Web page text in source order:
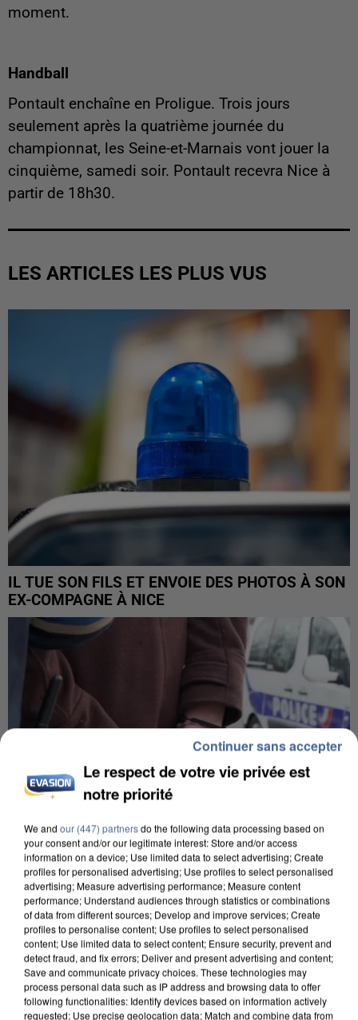
moment.
Handball
Pontault enchaîne en Proligue. Trois jours
seulement après la quatrième journée du
championnat, les Seine-et-Marnais vont jouer la
cinquième, samedi soir. Pontault recevra Nice à
partir de 18h30.
LES ARTICLES LES PLUS VUS
IL TUE SON FILS ET ENVOIE DES PHOTOS À SON
EX-COMPAGNE À NICE
L’UN DES FONDATEURS SUPPOSÉS DE LA DZ
MAFIA INTERPELLÉ EN ALGÉRIE
Le respect de votre vie privée est
notre priorité
We and our (447) partnersdo the following data processing based on
your consent and/or our legitimate interest: Store and/or access
information on a device; Use limited data to select advertising; Create
profiles for personalised advertising; Use profiles to select personalised
advertising; Measure advertising performance; Measure content
performance; Understand audiences through statistics or combinations
of data from different sources; Develop and improve services; Create
profiles to personalise content; Use profiles to select personalised
content; Use limited data to select content; Ensure security, prevent and
detect fraud, and fix errors; Deliver and present advertising and content;
Save and communicate privacy choices. These technologies may
process personal data such as IP address and browsing data to offer
following functionalities: Identify devices based on information actively
requested; Use precise geolocation data; Match and combine data from
Continuer sans accepter